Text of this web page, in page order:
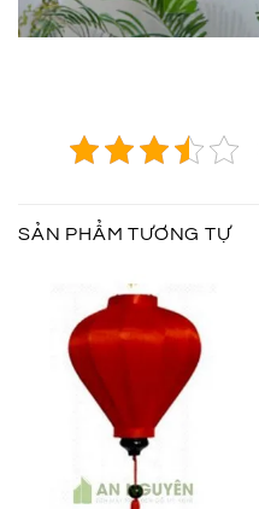
SẢN PHẨM TƯƠNG TỰ